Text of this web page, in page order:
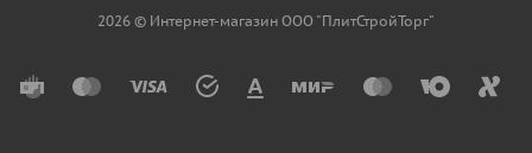
2026 © Интернет-магазин ООО "ПлитСтройТорг"